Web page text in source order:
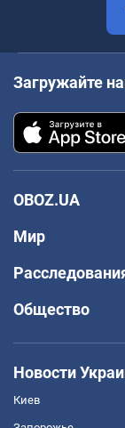
Загружайте
OBOZ.UA
Мир
Общество
Новости
Киев